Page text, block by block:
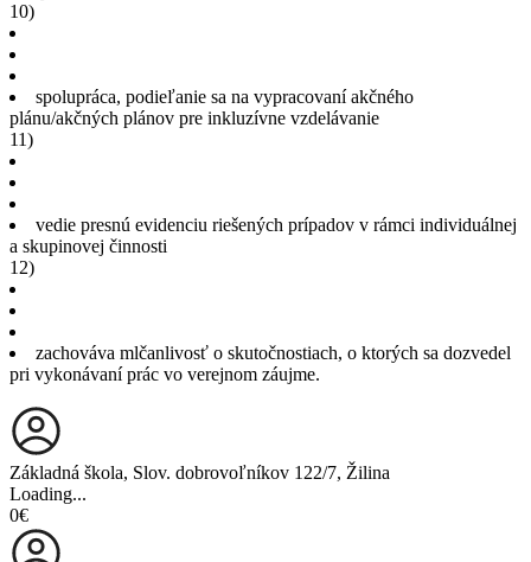
10)
spolupráca, podieľanie sa na vypracovaní akčného
plánu/akčných plánov pre inkluzívne vzdelávanie
11)
vedie presnú evidenciu riešených prípadov v rámci individuálnej
a skupinovej činnosti
12)
zachováva mlčanlivosť o skutočnostiach, o ktorých sa dozvedel
pri vykonávaní prác vo verejnom záujme.
Základná škola, Slov. dobrovoľníkov 122/7, Žilina
Loading...
0€